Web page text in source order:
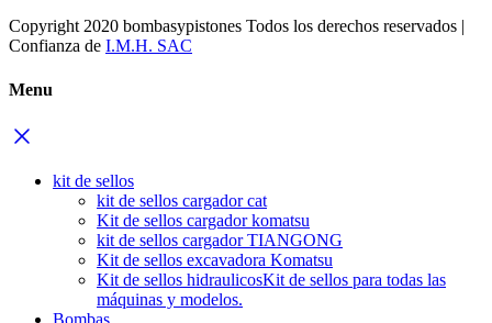
Copyright 2020 bombasypistones Todos los derechos reservados |
Confianza de I.M.H. SAC
Menu
kit de sellos
kit de sellos cargador cat
Kit de sellos cargador komatsu
kit de sellos cargador TIANGONG
Kit de sellos excavadora Komatsu
Kit de sellos hidraulicosKit de sellos para todas las
máquinas y modelos.
Bombas